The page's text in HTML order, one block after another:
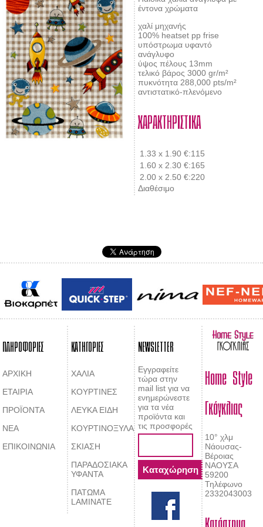
έντονα χρώματα
χαλί μηχανής
100% heatset pp frise
υπόστρωμα υφαντό
ανάγλυφο
ύψος πέλους 13mm
τελικό βάρος 3000 gr/m²
πυκνότητα 288,000 pts/m²
αντιστατικό-πλενόμενο
ΧΑΡΑΚΤΗΡΙΣΤΙΚΑ
1.33 x 1.90 €:115
1.60 x 2.30 €:165
2.00 x 2.50 €:220
Διαθέσιμο
ΠΛΗΡΟΦΟΡΙΕΣ
ΑΡΧΙΚΗ
ΕΤΑΙΡΙΑ
ΠΡΟΪΟΝΤΑ
ΝΕΑ
ΕΠΙΚΟΙΝΩΝΙΑ
ΚΑΤΗΓΟΡΙΕΣ
ΧΑΛΙΑ
ΚΟΥΡΤΙΝΕΣ
ΛΕΥΚΑ ΕΙΔΗ
ΚΟΥΡΤΙΝΟΞΥΛΑ
ΣΚΙΑΣΗ
ΠΑΡΑΔΟΣΙΑΚΑ
ΥΦΑΝΤΑ
ΠΑΤΩΜΑ
LAMINATE
NEWSLETTER
Εγγραφείτε
τώρα στην
mail list για να
ενημερώνεστε
για τα νέα
προϊόντα και
τις προσφορές
Home Style
Γκόγκλιας
10° χλμ
Νάουσας-
Βέροιας
ΝΑΟΥΣΑ
59200
Τηλέφωνο
2332043003